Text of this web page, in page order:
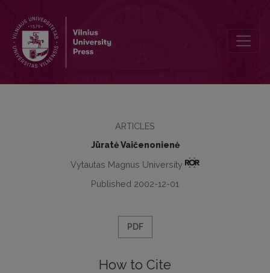
ARTICLES
Jūratė Vaičenonienė
Vytautas Magnus University
Published 2002-12-01
PDF
How to Cite